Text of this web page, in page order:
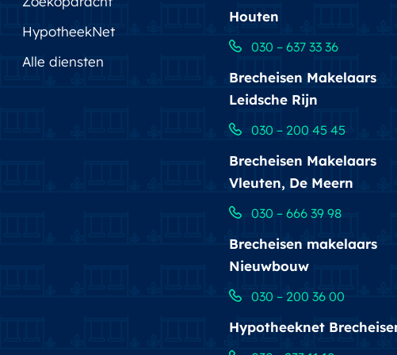
HypotheekNet
Alle diensten
Houten
030 – 637 33 36
Brecheisen Makelaars
Leidsche Rijn
030 – 200 45 45
Brecheisen Makelaars
Vleuten, De Meern
030 – 666 39 98
Brecheisen makelaars
Nieuwbouw
030 – 200 36 00
Hypotheeknet